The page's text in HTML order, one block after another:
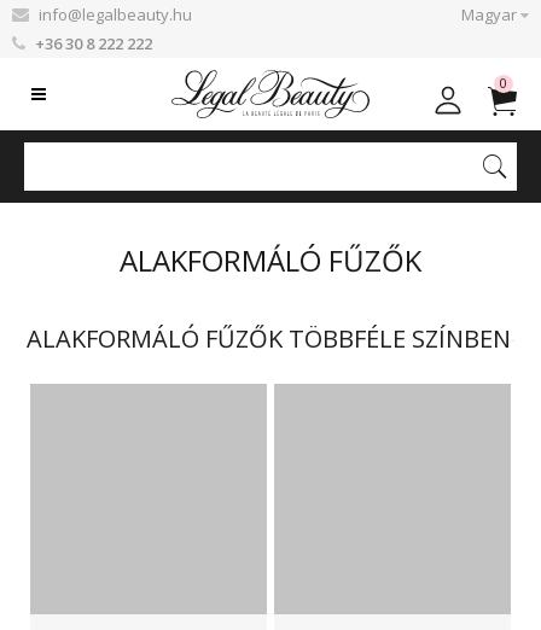
info@legalbeauty.hu
+36 30 8 222 222
Magyar
0
ALAKFORMÁLÓ FŰZŐK
ALAKFORMÁLÓ FŰZŐK TÖBBFÉLE SZÍNBEN